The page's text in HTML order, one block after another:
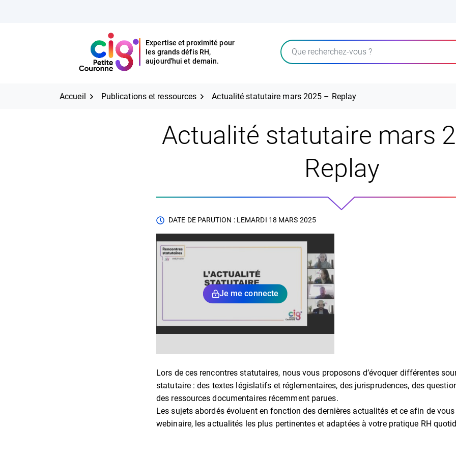
CIG Petite Couronne
Expertise et proximité pour
les grands défis RH,
aujourd'hui et demain.
Rechercher
CIG Petite Couronne
Expertise et proximité pour
les grands défis RH,
aujourd'hui et demain.
Accueil Publications et ressources Actualité statutaire mars 2025 – Replay
Actualité statutaire mars
Replay
DATE DE PARUTION : LEMARDI 18 MARS 2025
Je me connecte
Lors de ces rencontres statutaires, nous vous proposons d’évoquer différentes
statutaire : des textes législatifs et réglementaires, des jurisprudences, des
des ressources documentaires récemment parues.
Les sujets abordés évoluent en fonction des dernières actualités et ce afin de
webinaire, les actualités les plus pertinentes et adaptées à votre pratique RH